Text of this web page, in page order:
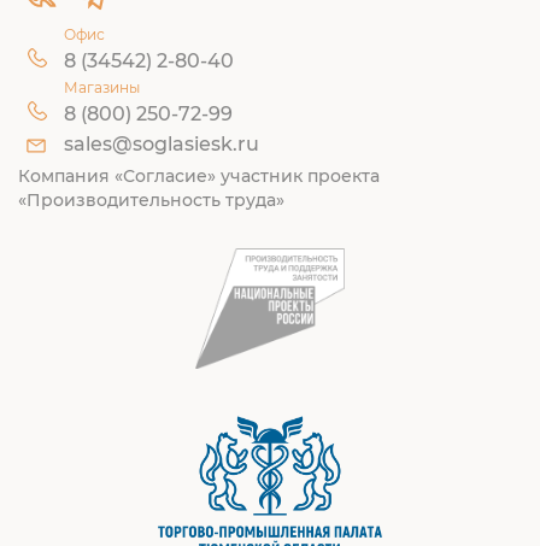
Офис
8 (34542) 2-80-40
Магазины
8 (800) 250-72-99
sales@soglasiesk.ru
Компания «Согласие» участник проекта
«Производительность труда»